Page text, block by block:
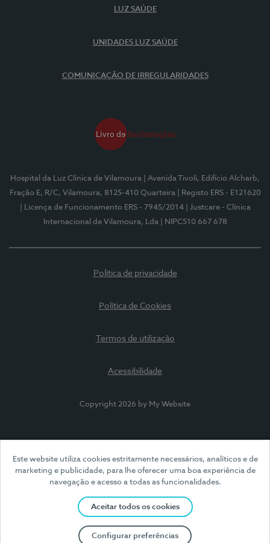
Este website utiliza cookies estritamente necessários, analíticos e de
marketing e publicidade, para lhe oferecer uma boa experiência de
navegação e acesso a todas as funcionalidades.
Aceitar todos os cookies
Configurar preferências
LUZ SAÚDE
UNIDADES LUZ SAÚDE
COMUNICAÇÃO DE IRREGULARIDADES
Hospital da Luz Clínica de Vilamoura
| Avenida Tivoli, Edifício Alcharb,
Fração E, R/C, Vilamoura, 8125-410 Quarteira
| Registo ERS - E121620
| Licença de Funcionamento ERS - 7945/2014
| Justcare - Clínica
Internacional de Vilamoura, Lda
| NIPC510 667 678
Política de privacidade
Política de Cookies
Termos de utilização
Acessibilidade
Copyright 2026 by My Website